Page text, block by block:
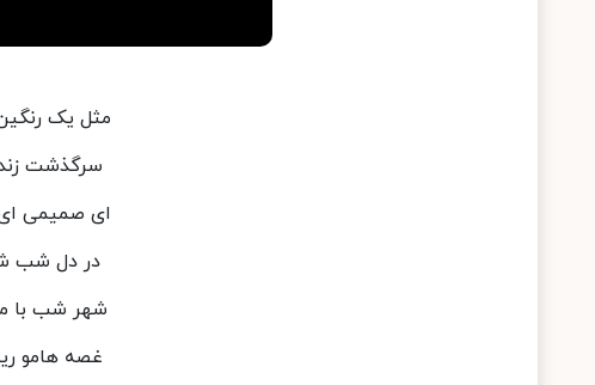
مثل یک
سرگذشت
ای صمیمی
در دل شب
شهر شب با
غصه هامو